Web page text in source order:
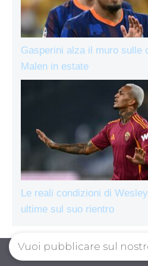
Gasperini alza il muro sulle
Malen in estate
Le reali condizioni di
ultime sul suo rientro
AsRomaLive.com ©
Vuoi pubblicare sul